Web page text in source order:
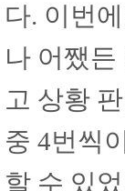
다. 이번
나 어쨌
고 상황
중 4번씩
할 수 있